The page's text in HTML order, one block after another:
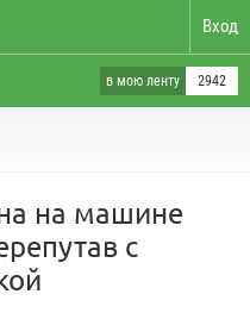
Вход
в мою ленту 2942
на машине
с